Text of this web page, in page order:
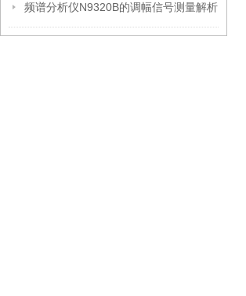
频谱分析仪N9320B的调幅信号测量解析